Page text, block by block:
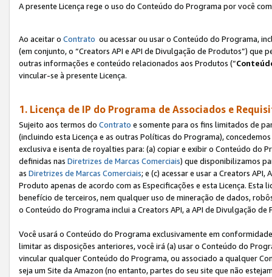
A presente Licença rege o uso do Conteúdo do Programa por você
Ao aceitar o Contrato ou acessar ou usar o Conteúdo do Programa,
(em conjunto, o “Creators API e API de Divulgação de Produtos”)
outras informações e conteúdo relacionados aos Produtos (“
vincular-se à presente Licença.
1. Licença de IP do Programa de Associados e
Sujeito aos termos do Contrato e somente para os fins limitados de
(incluindo esta Licença e as outras Políticas do Programa),
exclusiva e isenta de royalties para: (a) copiar e exibir o Conteúdo do
definidas nas Diretrizes de Marcas Comerciais) que disponibilizamos
as Diretrizes de Marcas Comerciais; e (c) acessar e usar a Creators
Produto apenas de acordo com as Especificações e esta Licença.
benefício de terceiros, nem qualquer uso de mineração de dados,
o Conteúdo do Programa inclui a Creators API, a API de Divulgação
Você usará o Conteúdo do Programa exclusivamente em
limitar as disposições anteriores, você irá (a) usar o Conteúdo do
vincular qualquer Conteúdo do Programa, ou associado a qualquer
seja um Site da Amazon (no entanto, partes do seu site que não